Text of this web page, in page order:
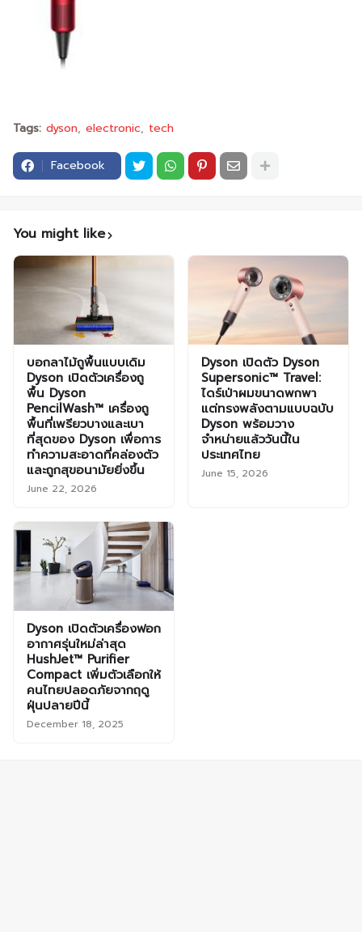
Tags: dyson electronic tech
Facebook
You might like
บอกลาไม้ถูพื้นแบบเดิม
Dyson เปิดตัวเครื่องถู
พื้น Dyson
PencilWash™ เครื่องถู
พื้นที่เพรียวบางและเบา
ที่สุดของ Dyson เพื่อการ
ทำความสะอาดที่คล่องตัว
และถูกสุขอนามัยยิ่งขึ้น
June 22, 2026
Dyson เปิดตัว Dyson
Supersonic™ Travel:
ไดร์เป่าผมขนาดพกพา
แต่ทรงพลังตามแบบฉบับ
Dyson พร้อมวาง
จำหน่ายแล้ววันนี้ใน
ประเทศไทย
June 15, 2026
Dyson เปิดตัวเครื่องฟอก
อากาศรุ่นใหม่ล่าสุด
HushJet™ Purifier
Compact เพิ่มตัวเลือกให้
คนไทยปลอดภัยจากฤดู
ฝุ่นปลายปีนี้
December 18, 2025